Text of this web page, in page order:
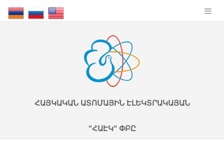
ՀԱՅԿԱԿԱՆ ԱՏՈՄԱՅԻՆ ԷԼԵԿՏՐԱԿԱՅԱՆ
"ՀԱԷԿ" ՓԲԸ